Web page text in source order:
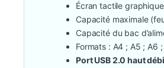
Écran tactile
Capacité maximale
Capacité du bac
Formats : A4 ; A5 ; A6
Port USB 2.0 haut